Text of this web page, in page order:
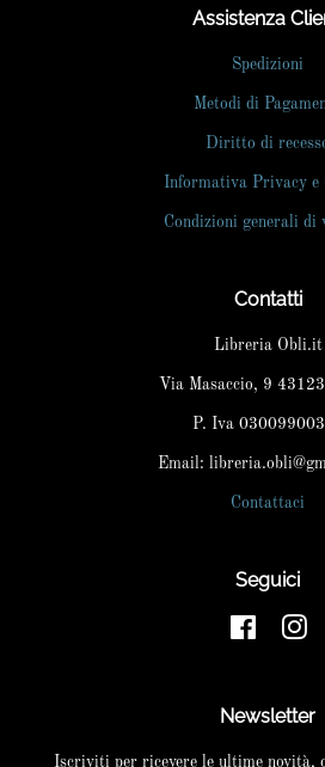
Assistenza
Spedizioni
Metodi di
Diritto di
Informativa Privacy e
Condizioni generali di
Contatti
Libreria Obli.it
Via Masaccio, 9
P. Iva
Email:
Contattaci
Seguici
Facebook
Newsletter
Iscriviti per ricevere le ultime novità,